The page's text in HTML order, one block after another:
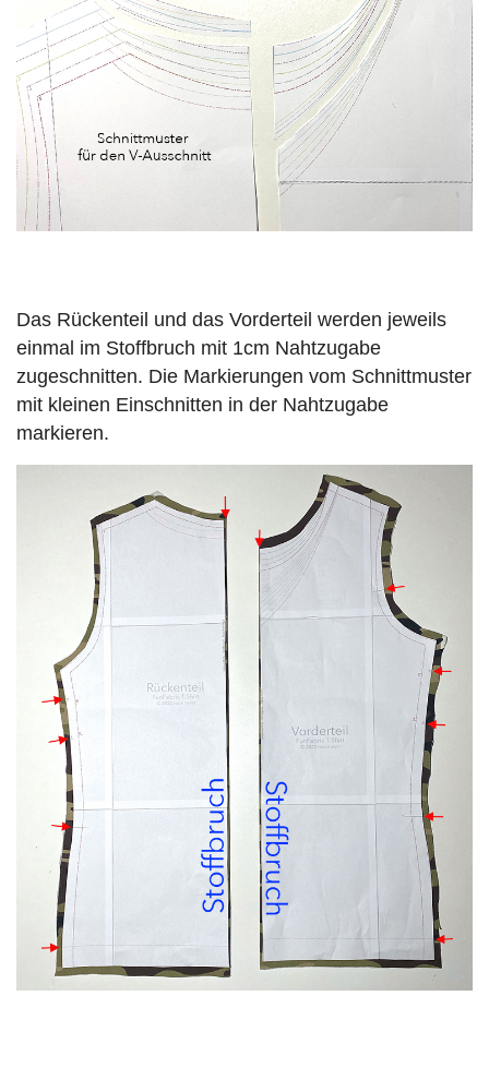
Das Rückenteil und das Vorderteil werden jeweils
einmal im Stoffbruch mit 1cm Nahtzugabe
zugeschnitten. Die Markierungen vom Schnittmuster
mit kleinen Einschnitten in der Nahtzugabe
markieren.